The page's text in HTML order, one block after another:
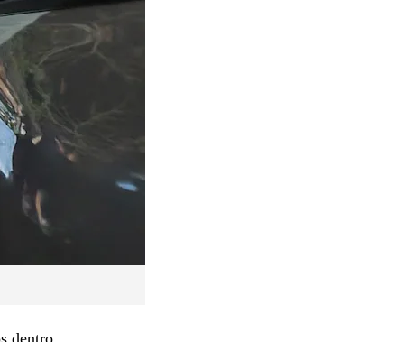
dentro